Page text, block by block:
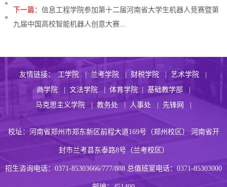
下一篇： 信息工程学院参加第十二届河南省大学生机器人竞赛暨第
九届中国高校智能机器人创意大赛...
友情链接： 工学院 | 兰考学院 | 财税学院 |
艺术学院 |
商学院 |
文法学院 | 体育学院 |
基础教学部 |
马克思主义学院 |
教务处 | 人事处 | 先锋网 |
校址：河南省郑州市郑东新区前程大道169号（郑州校区） 河南省开
封市兰考县东泰路8号（兰考校区）
招生咨询电话：0371-85303666/777/888 总值班室电话：0371-85303000